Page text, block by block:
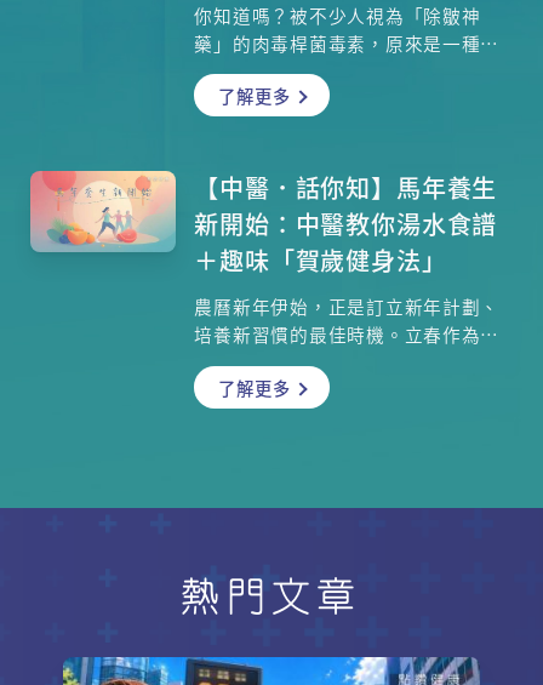
你知道嗎？被不少人視為「除皺神
藥」的肉毒桿菌毒素，原來是一種超
級毒素，1克已能殺死1000萬人！這
種超強毒素除皺的原理是甚麼？基督
不幸中毒，會出現甚麼症狀？現時的
解毒劑能否完全清除體內毒素？不想
中毒、甚至出現致命危險，選擇由註
冊醫生注射是重中之重！
了解更多
【中醫．話你知】馬年養生
新開始：中醫教你湯水食譜
＋趣味「賀歲健身法」
農曆新年伊始，正是訂立新年計劃、
培養新習慣的最佳時機。立春作為二
十四節氣之首，象徵春天開始，天氣
乍暖還寒。俗語云「一年之計在於
疲勞族，都能找到對應調理法，順應
節氣啟動健康的一年！
了解更多
熱門文章